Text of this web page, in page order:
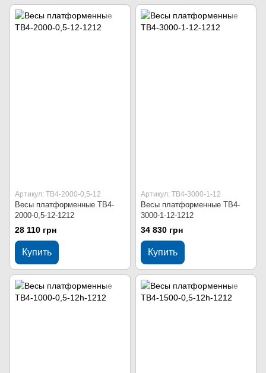
Артикул: ТВ4-2000-0,5-12
Весы платформенные ТВ4-
2000-0,5-12-1212
28 110 грн
Купить
Артикул: ТВ4-3000-1-12
Весы платформенные ТВ4-
3000-1-12-1212
34 830 грн
Купить